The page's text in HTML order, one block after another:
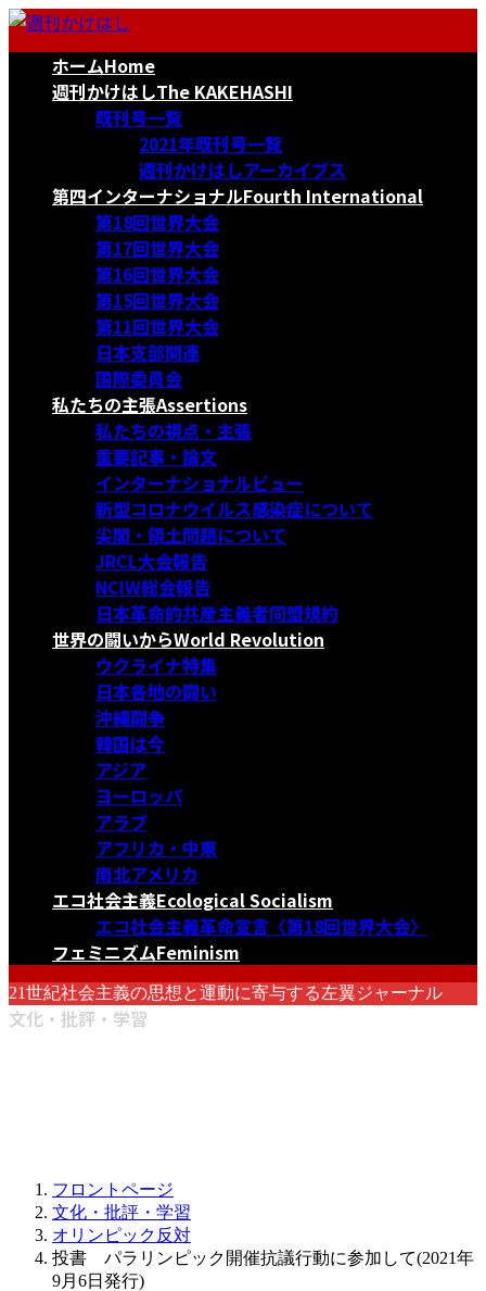
コ
ナ
ホームHome
週刊かけはしThe KAKEHASHI
既刊号一覧
2021年既刊号一覧
週刊かけはしアーカイブス
第四インターナショナルFourth International
第18回世界大会
第17回世界大会
第16回世界大会
第15回世界大会
第11回世界大会
日本支部関連
国際委員会
私たちの主張Assertions
私たちの視点・主張
重要記事・論文
インターナショナルビュー
新型コロナウイルス感染症について
尖閣・領土問題について
JRCL大会報告
NCIW総会報告
日本革命的共産主義者同盟規約
世界の闘いからWorld Revolution
ウクライナ特集
日本各地の闘い
沖縄闘争
韓国は今
アジア
ヨーロッパ
アラブ
アフリカ・中東
南北アメリカ
エコ社会主義Ecological Socialism
エコ社会主義革命宣言〈第18回世界大会〉
フェミニズムFeminism
21世紀社会主義の思想と運動に寄与する左翼ジャーナル
文化・批評・学習
フロントページ
文化・批評・学習
オリンピック反対
投書 パラリンピック開催抗議行動に参加して(2021年
9月6日発行)